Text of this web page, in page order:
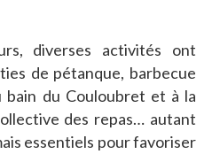
diverses activités ont
de pétanque, barbecue
bain du Couloubret et à la
des repas… autant
essentiels pour favoriser